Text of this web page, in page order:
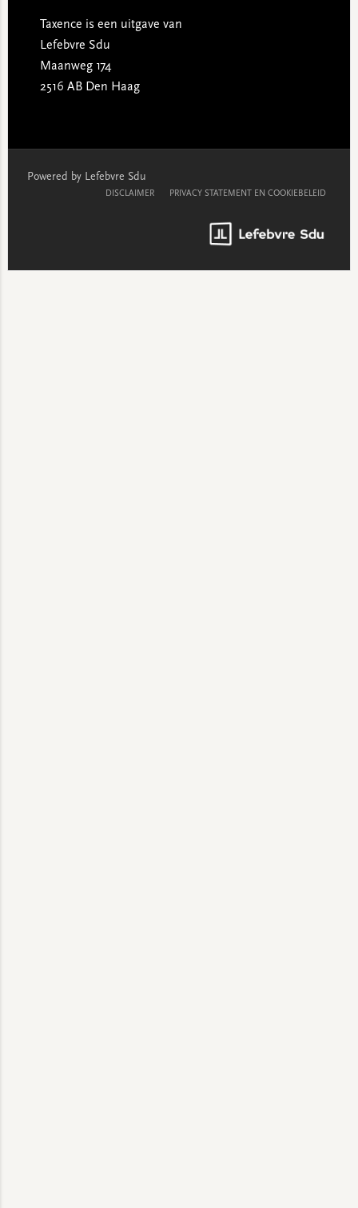
Taxence is een uitgave van
Lefebvre Sdu
Maanweg 174
2516 AB Den Haag
Powered by Lefebvre Sdu
DISCLAIMER PRIVACY STATEMENT EN COOKIEBELEID